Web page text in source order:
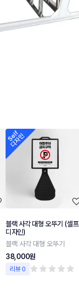
블랙 사각 대형 오뚜기 (셀프
디자인)
블랙 사각 대형 오뚜기
38,000원
리뷰 0